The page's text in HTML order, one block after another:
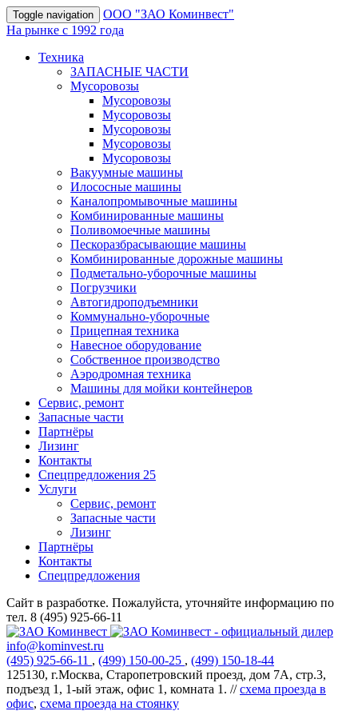
Toggle navigation
OOO "ЗАО Коминвест"
На рынке с 1992 года
Техника
ЗАПАСНЫЕ ЧАСТИ
Мусоровозы
Мусоровозы
Мусоровозы
Мусоровозы
Мусоровозы
Мусоровозы
Вакуумные машины
Илососные машины
Каналопромывочные машины
Комбинированные машины
Поливомоечные машины
Пескоразбрасывающие машины
Комбинированные дорожные машины
Подметально-уборочные машины
Погрузчики
Автогидроподъемники
Коммунально-уборочные
Прицепная техника
Навесное оборудование
Собственное производство
Аэродромная техника
Машины для мойки контейнеров
Сервис, ремонт
Запасные части
Партнёры
Лизинг
Контакты
Спецпредложения 25
Услуги
Сервис, ремонт
Запасные части
Лизинг
Партнёры
Контакты
Спецпредложения
Сайт в разработке. Пожалуйста, уточняйте информацию по
тел. 8 (495) 925-66-11
info@kominvest.ru
(495) 925-66-11 , (499) 150-00-25 , (499) 150-18-44
125130, г.Москва, Старопетровский проезд, дом 7А, стр.3,
подъезд 1, 1-ый этаж, офис 1, комната 1. //схема проезда в
офис, схема проезда на стоянку